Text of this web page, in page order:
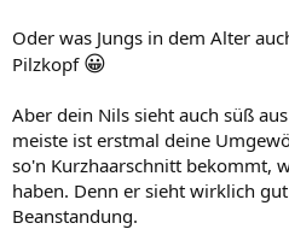
Oder was Jungs in dem Alter
Pilzkopf 😀
Aber dein Nils sieht auch süß
meiste ist erstmal deine
so'n Kurzhaarschnitt bekommt,
haben. Denn er sieht wirklich
Beanstandung.